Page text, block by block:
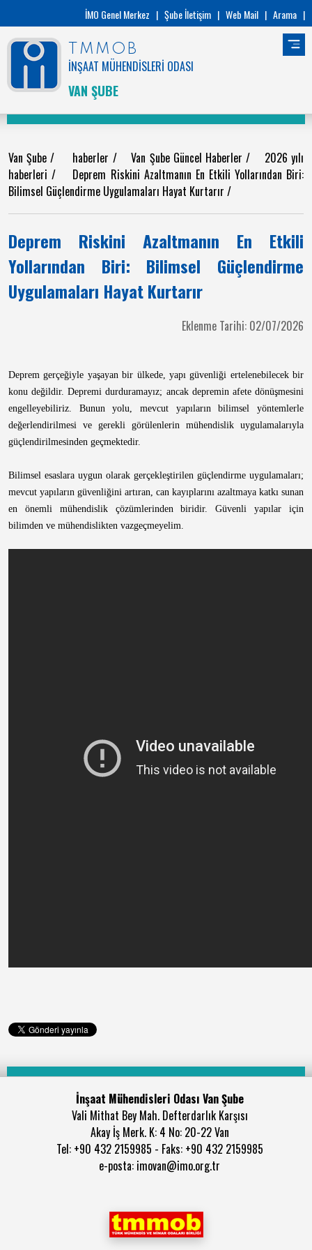
İMO Genel Merkez | Şube İletişim | Web Mail | Arama |
TMMOB
İNŞAAT MÜHENDİSLERİ ODASI
VAN ŞUBE
Van Şube/ haberler /Van Şube Güncel Haberler/ 2026 yılı
haberleri/ Deprem Riskini Azaltmanın En Etkili Yollarından Biri:
Bilimsel Güçlendirme Uygulamaları Hayat Kurtarır /
Deprem Riskini Azaltmanın En Etkili
Yollarından Biri: Bilimsel Güçlendirme
Uygulamaları Hayat Kurtarır
Eklenme Tarihi: 02/07/2026
Deprem gerçeğiyle yaşayan bir ülkede, yapı güvenliği ertelenebilecek bir
konu değildir. Depremi durduramayız; ancak depremin afete dönüşmesini
engelleyebiliriz. Bunun yolu, mevcut yapıların bilimsel yöntemlerle
değerlendirilmesi ve gerekli görülenlerin mühendislik uygulamalarıyla
güçlendirilmesinden geçmektedir.
Bilimsel esaslara uygun olarak gerçekleştirilen güçlendirme uygulamaları;
mevcut yapıların güvenliğini artıran, can kayıplarını azaltmaya katkı sunan
en önemli mühendislik çözümlerinden biridir. Güvenli yapılar için
bilimden ve mühendislikten vazgeçmeyelim.
İnşaat Mühendisleri Odası Van Şube
Vali Mithat Bey Mah. Defterdarlık Karşısı
Akay İş Merk. K: 4 No: 20-22 Van
Tel: +90 432 2159985 - Faks: +90 432 2159985
e-posta: imovan@imo.org.tr